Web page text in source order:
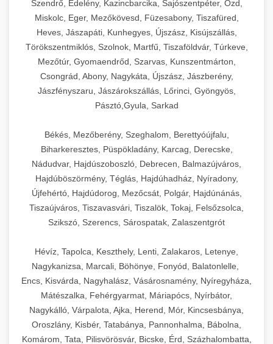
Szendrő, Edelény, Kazincbarcika, Sajószentpéter, Ózd,
Miskolc, Eger, Mezőkövesd, Füzesabony, Tiszafüred,
Heves, Jászapáti, Kunhegyes, Újszász, Kisújszállás,
Törökszentmiklós, Szolnok, Martfű, Tiszaföldvár, Túrkeve,
Mezőtúr, Gyomaendrőd, Szarvas, Kunszentmárton,
Csongrád, Abony, Nagykáta, Újszász, Jászberény,
Jászfényszaru, Jászárokszállás, Lőrinci, Gyöngyös,
Pásztó,Gyula, Sarkad
Békés, Mezőberény, Szeghalom, Berettyóújfalu,
Biharkeresztes, Püspökladány, Karcag, Derecske,
Nádudvar, Hajdúszoboszló, Debrecen, Balmazújváros,
Hajdúböszörmény, Téglás, Hajdúhadház, Nyíradony,
Újfehértó, Hajdúdorog, Mezőcsát, Polgár, Hajdúnánás,
Tiszaújváros, Tiszavasvári, Tiszalök, Tokaj, Felsőzsolca,
Szikszó, Szerencs, Sárospatak, Zalaszentgrót
Hévíz, Tapolca, Keszthely, Lenti, Zalakaros, Letenye,
Nagykanizsa, Marcali, Böhönye, Fonyód, Balatonlelle,
Encs, Kisvárda, Nagyhalász, Vásárosnamény, Nyíregyháza,
Mátészalka, Fehérgyarmat, Máriapócs, Nyírbátor,
Nagykálló, Várpalota, Ajka, Herend, Mór, Kincsesbánya,
Oroszlány, Kisbér, Tatabánya, Pannonhalma, Bábolna,
Komárom, Tata, Pilisvörösvár, Bicske, Érd, Százhalombatta,